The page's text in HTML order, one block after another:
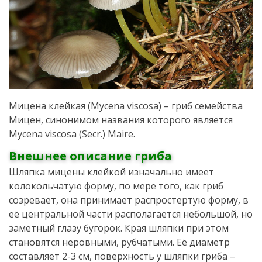
Мицена клейкая (Mycena viscosa) – гриб семейства
Мицен, синонимом названия которого является
Mycena viscosa (Secr.) Maire.
Внешнее описание гриба
Шляпка мицены клейкой изначально имеет
колокольчатую форму, по мере того, как гриб
созревает, она принимает распростёртую форму, в
её центральной части располагается небольшой, но
заметный глазу бугорок. Края шляпки при этом
становятся неровными, рубчатыми. Её диаметр
составляет 2-3 см, поверхность у шляпки гриба –